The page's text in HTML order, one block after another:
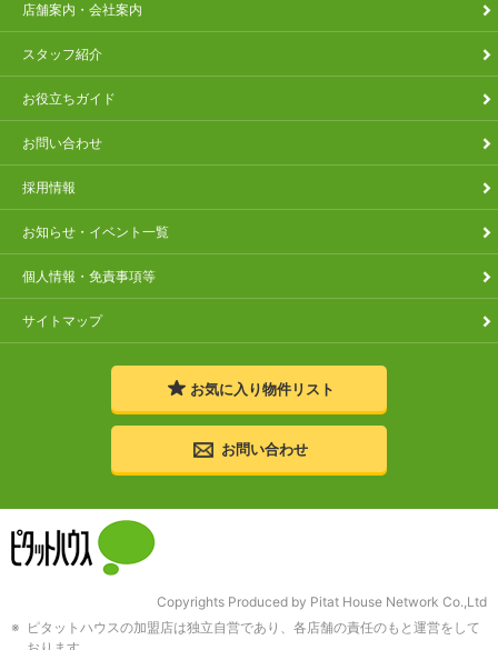
店舗案内・会社案内
スタッフ紹介
お役立ちガイド
お問い合わせ
採用情報
お知らせ・イベント一覧
個人情報・免責事項等
サイトマップ
お気に入り物件リスト
お問い合わせ
Copyrights Produced by Pitat House Network Co.,Ltd
ピタットハウスの加盟店は独立自営であり、各店舗の責任のもと運営をして